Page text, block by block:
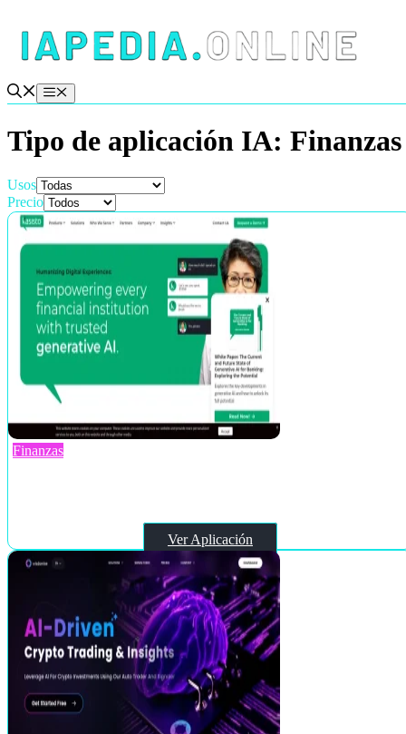
contenido
Menú
Tipo de aplicación IA: Finanzas
Usos
Precio
Finanzas
Ver Aplicación